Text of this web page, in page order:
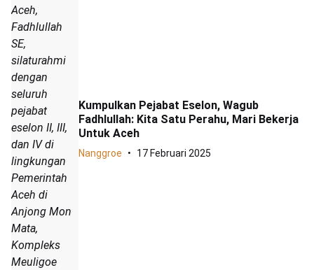
Aceh,
Fadhlullah
SE,
silaturahmi
dengan
seluruh
pejabat
eselon II, III,
dan IV di
lingkungan
Pemerintah
Aceh di
Anjong Mon
Mata,
Kompleks
Meuligoe
Kumpulkan Pejabat Eselon, Wagub
Fadhlullah: Kita Satu Perahu, Mari Bekerja
Untuk Aceh
Nanggroe 17 Februari 2025